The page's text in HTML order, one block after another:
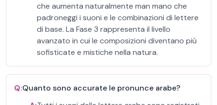
che aumenta naturalmente man mano che
padroneggi i suoni e le combinazioni di lettere
di base. La Fase 3 rappresenta il livello
avanzato in cui le composizioni diventano più
sofisticate e mistiche nella natura.
Q:Quanto sono accurate le pronunce arabe?